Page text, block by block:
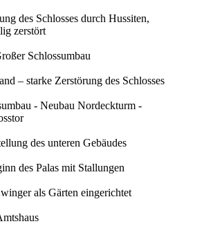
des Schlosses durch Hussiten,
zerstört
Schlossumbau
– starke Zerstörung des Schlosses
- Neubau Nordeckturm -
des unteren Gebäudes
des Palas mit Stallungen
als Gärten eingerichtet